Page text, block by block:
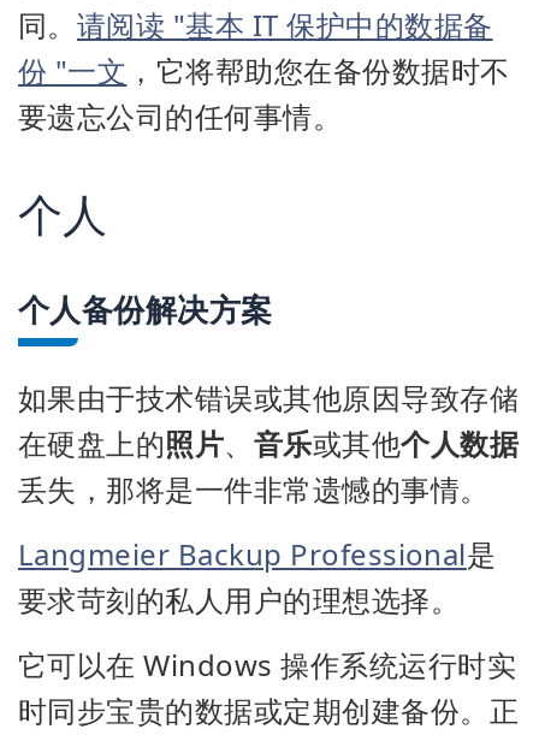
同。 请阅读 "基本 IT 保护中的数据备
份 "一文 ，它将帮助您在备份数据时不
要遗忘公司的任何事情。
个人
个人备份解决方案
如果由于技术错误或其他原因导致存储
在硬盘上的照片、 音乐或其他个人数据
丢失，那将是一件非常遗憾的事情。
Langmeier Backup Professional是
要求苛刻的私人用户的理想选择。
它可以在 Windows 操作系统运行时实
时同步宝贵的数据或定期创建备份。正